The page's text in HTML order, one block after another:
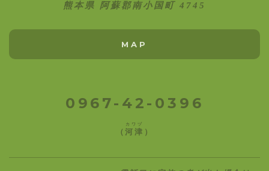
熊本県 阿蘇郡南小国町 4745
MAP
0967-42-0396
（河津
カワヅ
）